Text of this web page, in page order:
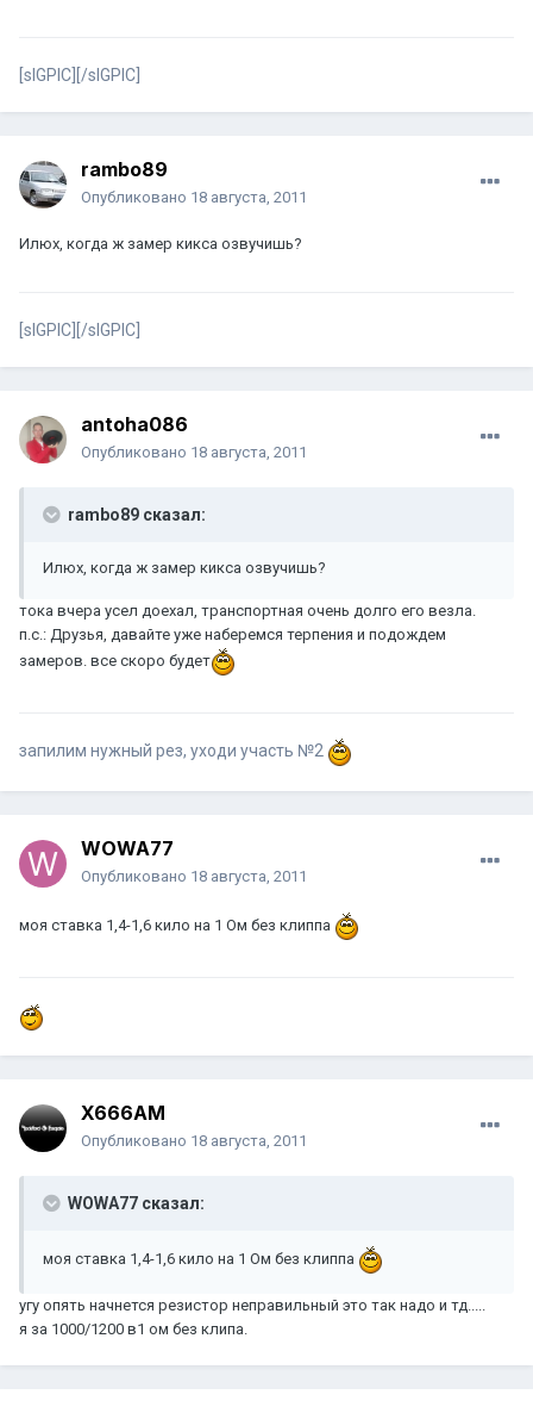
[sIGPIC][/sIGPIC]
rambo89
Опубликовано 18 августа, 2011
Илюх, когда ж замер кикса озвучишь?
[sIGPIC][/sIGPIC]
antoha086
Опубликовано 18 августа, 2011
rambo89 сказал:
Илюх, когда ж замер кикса озвучишь?
тока вчера усел доехал, транспортная очень долго его везла.
п.с.: Друзья, давайте уже наберемся терпения и подождем
замеров. все скоро будет
запилим нужный рез, уходи участь №2
WOWA77
Опубликовано 18 августа, 2011
моя ставка 1,4-1,6 кило на 1 Ом без клиппа
X666AM
Опубликовано 18 августа, 2011
WOWA77 сказал:
моя ставка 1,4-1,6 кило на 1 Ом без клиппа
угу опять начнется резистор неправильный это так надо и тд.....
я за 1000/1200 в1 ом без клипа.